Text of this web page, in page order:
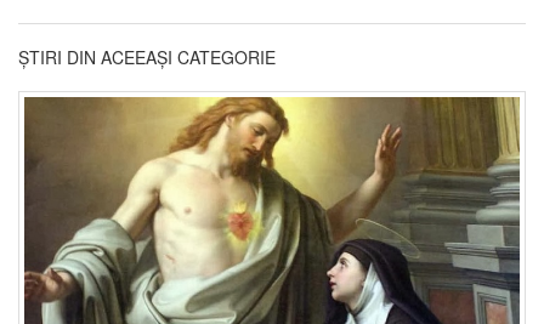
ȘTIRI DIN ACEEAȘI CATEGORIE